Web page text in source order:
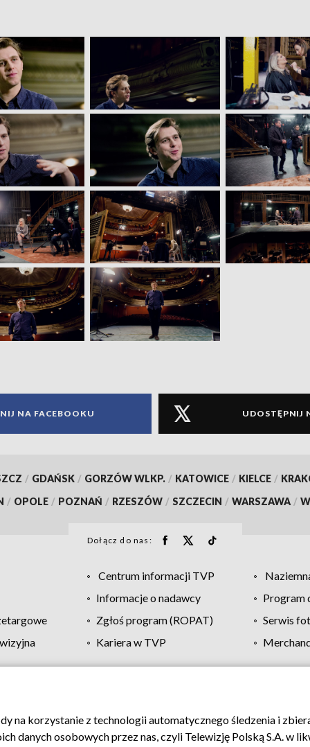
NA FACEBOOKU UDOSTĘPNIJ
/ GDAŃSK / GORZÓW WLKP. / KATOWICE / KIELCE /
/ OPOLE / POZNAŃ / RZESZÓW / SZCZECIN / WARSZAWA /
Dołącz do nas:
Centrum informacji TVP
Informacje o nadawcy
Program
Zgłoś program (ROPAT)
Serwis
Kariera w TVP
Polityka prywatności Moje zgody Pomoc Biuro
na korzystanie z technologii automatycznego śledzenia i
danych osobowych przez nas, czyli Telewizję Polską S.A. w